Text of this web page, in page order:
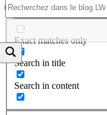
Exact matches only
Search in title
Search in content